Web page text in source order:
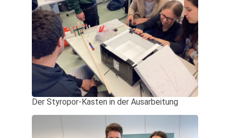
Der Styropor-Kasten in der Ausarbeitung